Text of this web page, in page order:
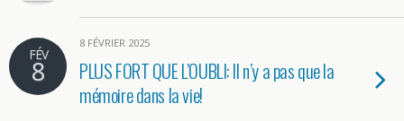
FÉV
8
8 FÉVRIER 2025
PLUS FORT QUE L’OUBLI: Il n’y a pas que la
mémoire dans la vie!